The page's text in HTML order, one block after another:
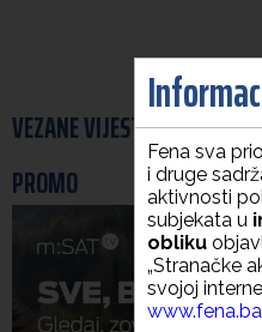
VEZANE VIJESTI
Fena sva
i druge
aktivnosti
subjekata u
obliku
„Stranačke
svojoj
www.fena.ba
PROMO